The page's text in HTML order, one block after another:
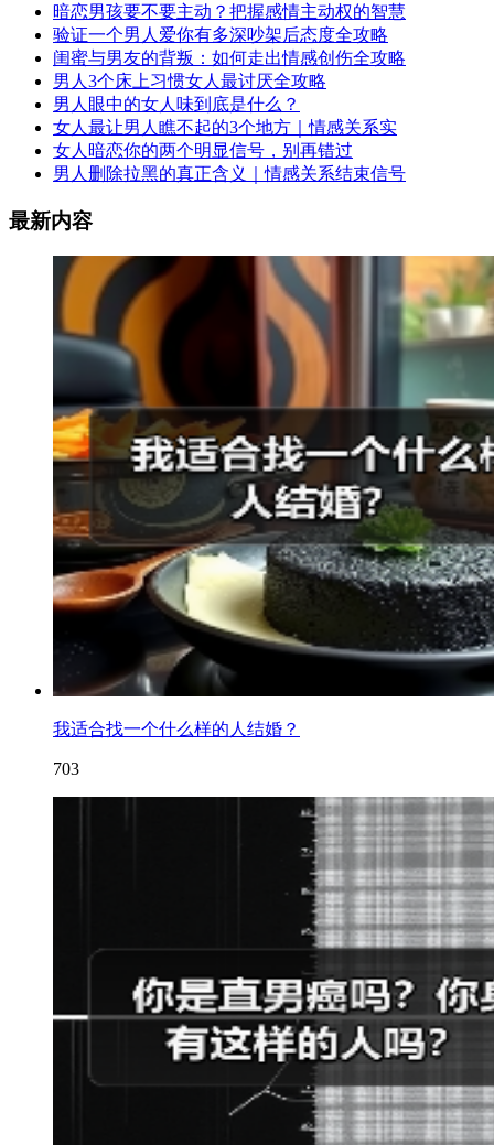
暗恋男孩要不要主动？把握感情主动权的智慧
验证一个男人爱你有多深吵架后态度全攻略
闺蜜与男友的背叛：如何走出情感创伤全攻略
男人3个床上习惯女人最讨厌全攻略
男人眼中的女人味到底是什么？
女人最让男人瞧不起的3个地方｜情感关系实
女人暗恋你的两个明显信号，别再错过
男人删除拉黑的真正含义｜情感关系结束信号
最新内容
我适合找一个什么样的人结婚？
703